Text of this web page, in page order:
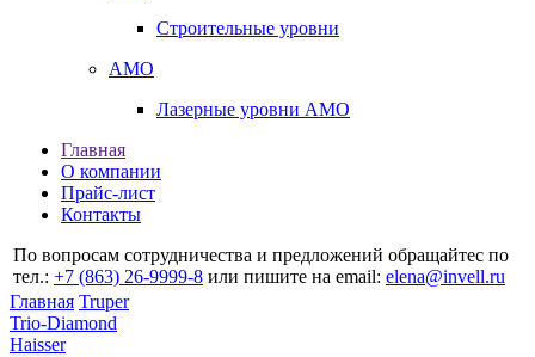
Строительные уровни
AMO
Лазерные уровни AMO
Главная
О компании
Прайс-лист
Контакты
По вопросам сотрудничества и предложений обращайтес по
тел.: +7 (863) 26‐9999‐8 или пишите на email: elena@invell.ru
Главная Truper
Trio-Diamond
Haisser